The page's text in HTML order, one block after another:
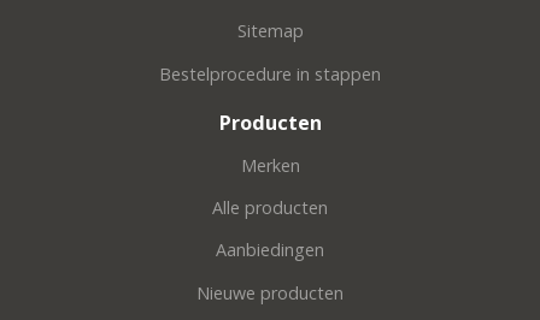
Sitemap
Bestelprocedure in stappen
Producten
Merken
Alle producten
Aanbiedingen
Nieuwe producten